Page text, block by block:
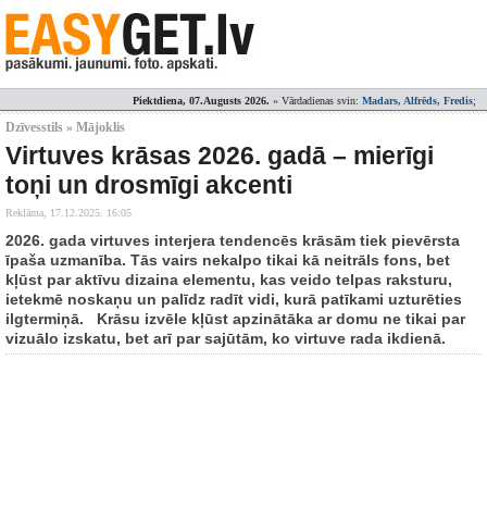
Piektdiena, 07.Augusts 2026. » Vārdadienas svin: Madars, Alfrēds, Fredis;
Dzīvesstils » Mājoklis
Virtuves krāsas 2026. gadā – mierīgi
toņi un drosmīgi akcenti
Reklāma, 17.12.2025. 16:05
2026. gada virtuves interjera tendencēs krāsām tiek pievērsta
īpaša uzmanība. Tās vairs nekalpo tikai kā neitrāls fons, bet
kļūst par aktīvu dizaina elementu, kas veido telpas raksturu,
ietekmē noskaņu un palīdz radīt vidi, kurā patīkami uzturēties
ilgtermiņā. Krāsu izvēle kļūst apzinātāka ar domu ne tikai par
vizuālo izskatu, bet arī par sajūtām, ko virtuve rada ikdienā.